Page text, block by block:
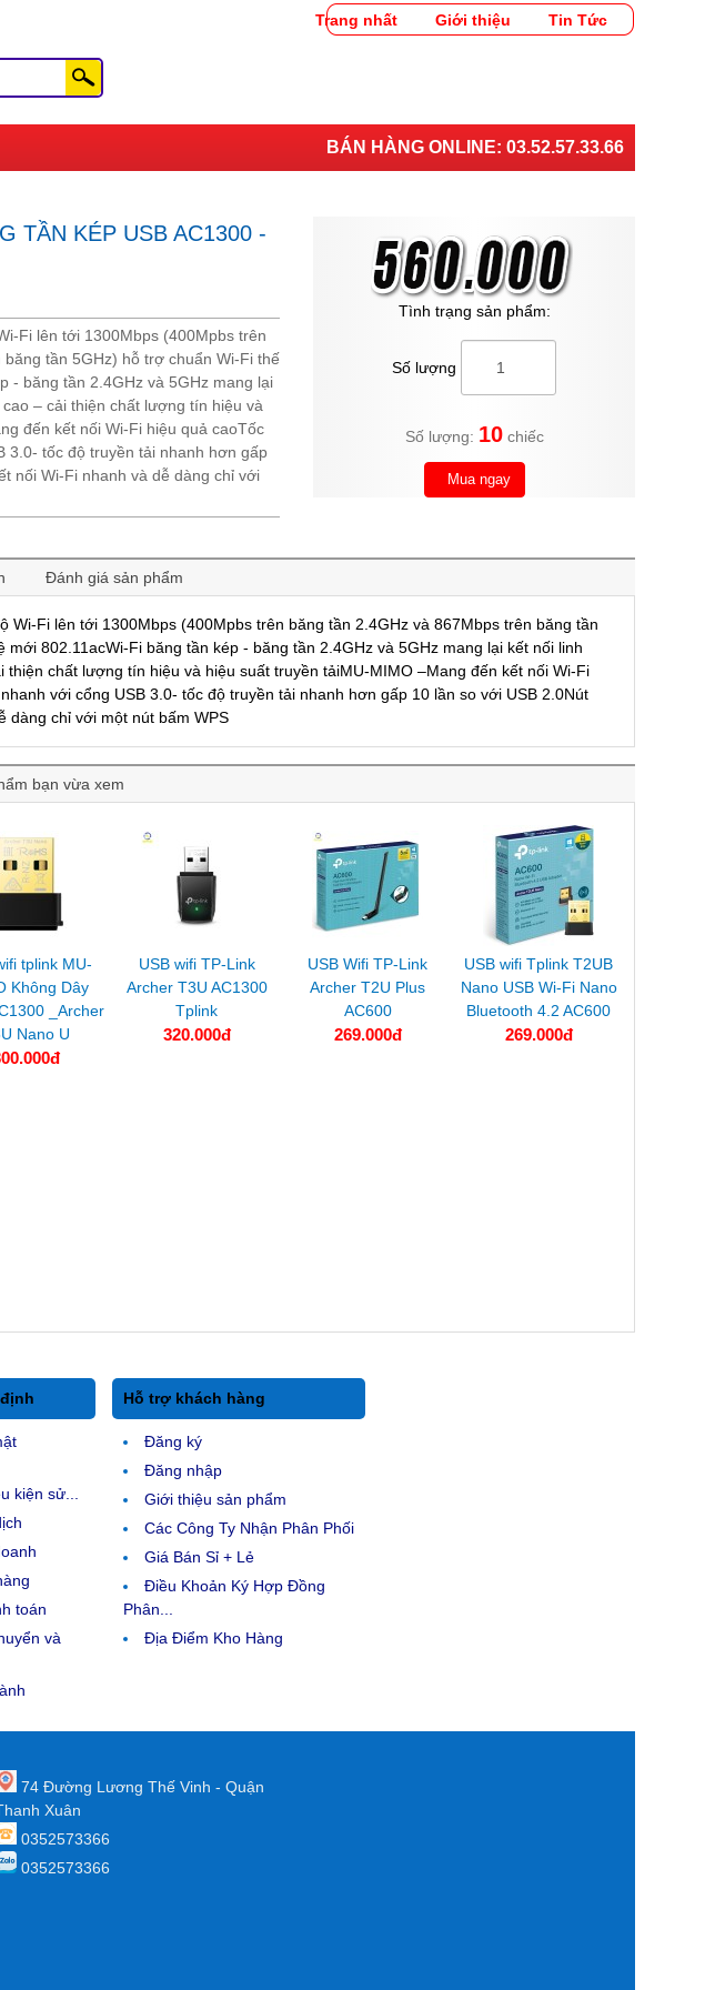
Trang nhất Giới thiệu Tin Tức
BÁN HÀNG ONLINE: 03.52.57.33.66
TẦN KÉP USB AC1300 -
Fi lên tới 1300Mbps (400Mpbs trên
tần 5GHz) hỗ trợ chuẩn Wi-Fi thế
- băng tần 2.4GHz và 5GHz mang lại
– cải thiện chất lượng tín hiệu và
đến kết nối Wi-Fi hiệu quả caoTốc
3.0- tốc độ truyền tải nhanh hơn gấp
nối Wi-Fi nhanh và dễ dàng chỉ với
Tình trạng sản phẩm:
Số lượng
Số lượng: 10chiếc
Mua ngay
Đánh giá sản phẩm
Wi-Fi lên tới 1300Mbps (400Mpbs trên băng tần 2.4GHz và 867Mbps trên băng tần
mới 802.11acWi-Fi băng tần kép - băng tần 2.4GHz và 5GHz mang lại kết nối linh
thiện chất lượng tín hiệu và hiệu suất truyền tảiMU-MIMO –Mang đến kết nối Wi-Fi
với cổng USB 3.0- tốc độ truyền tải nhanh hơn gấp 10 lần so với USB 2.0Nút
dàng chỉ với một nút bấm WPS
bạn vừa xem
tplink MU-
Không Dây
_Archer
Nano U
USB wifi TP-Link
Archer T3U AC1300
Tplink
320.000đ
USB Wifi TP-Link
Archer T2U Plus
AC600
269.000đ
USB wifi Tplink T2UB
Nano USB Wi-Fi Nano
Bluetooth 4.2 AC600
269.000đ
kiện sử...
toán
và
Hỗ trợ khách hàng
Đăng ký
Đăng nhập
Giới thiệu sản phẩm
Các Công Ty Nhận Phân Phối
Giá Bán Sỉ + Lẻ
Điều Khoản Ký Hợp Đồng
Phân...
Địa Điểm Kho Hàng
74 Đường Lương Thế Vinh - Quận
Xuân
0352573366
0352573366